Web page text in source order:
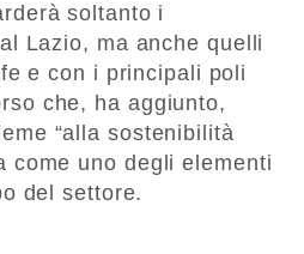
soltanto i
Lazio, ma anche quelli
e con i principali poli
che, ha aggiunto,
“alla sostenibilità
come uno degli elementi
del settore.